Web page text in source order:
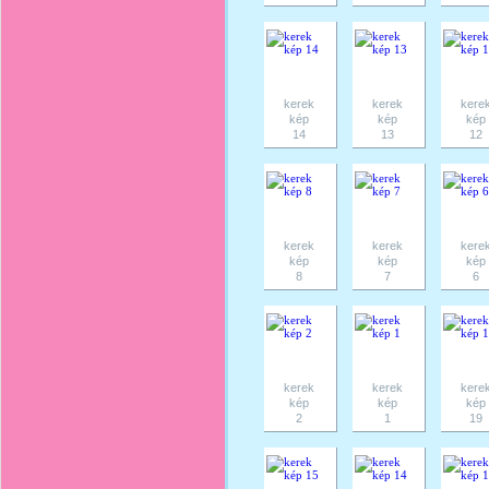
kerek
kép
14
kerek
kép
13
kép
12
kerek
kép
8
kerek
kép
7
kép
6
kerek
kép
2
kerek
kép
1
kép
19